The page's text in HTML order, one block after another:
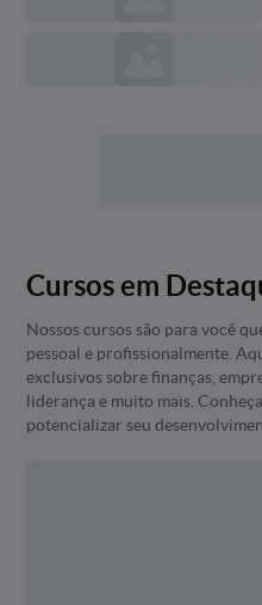
Cursos em
Nossos cursos são para você
pessoal e profissionalmente.
exclusivos sobre finanças,
liderança e muito mais.
potencializar seu